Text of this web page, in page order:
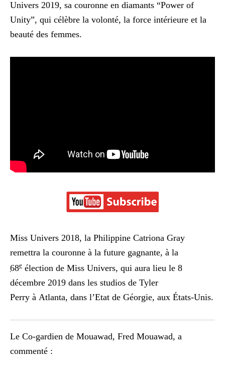
Univers 2019, sa couronne en diamants “Power of
Unity”, qui célèbre la volonté, la force intérieure et la
beauté des femmes.
Miss Univers 2018, la Philippine Catriona Gray
remettra la couronne à la future gagnante, à la
68e élection de Miss Univers, qui aura lieu le 8
décembre 2019 dans les studios de Tyler
Perry à Atlanta, dans l’Etat de Géorgie, aux États-Unis.
Le Co-gardien de Mouawad, Fred Mouawad, a
commenté :